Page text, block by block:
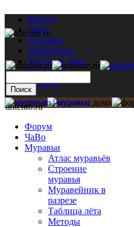
Форум
ЧаВо
Муравьи
Библиотека
Муравьи дома
Мастерская
Каталог
antclub.ru
Форум
ЧаВо
Муравьи
Атлас муравьёв
Строение
муравья
Муравейник в
разрезе
Таблица лёта
Методы